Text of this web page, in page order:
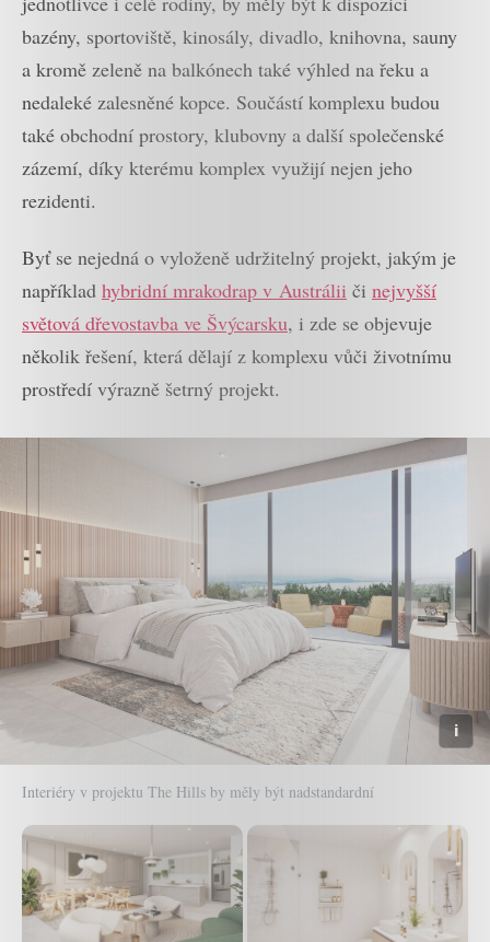
bazény, sportoviště, kinosály, divadlo, knihovna, sauny
a kromě zeleně na balkónech také výhled na řeku a
nedaleké zalesněné kopce. Součástí komplexu budou
také obchodní prostory, klubovny a další společenské
zázemí, díky kterému komplex využijí nejen jeho
rezidenti.
Byť se nejedná o vyloženě udržitelný projekt, jakým je
například hybridní mrakodrap v Austrálii či nejvyšší
světová dřevostavba ve Švýcarsku, i zde se objevuje
několik řešení, která dělají z komplexu vůči životnímu
prostředí výrazně šetrný projekt.
Interiéry v projektu The Hills by měly být nadstandardní